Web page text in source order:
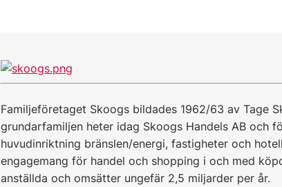
Familjeföretaget Skoogs bildades 1962/63 av Tage
grundarfamiljen heter idag Skoogs Handels AB och
huvudinriktning bränslen/energi, fastigheter och
engagemang för handel och shopping i och med
anställda och omsätter ungefär 2,5 miljarder per år.